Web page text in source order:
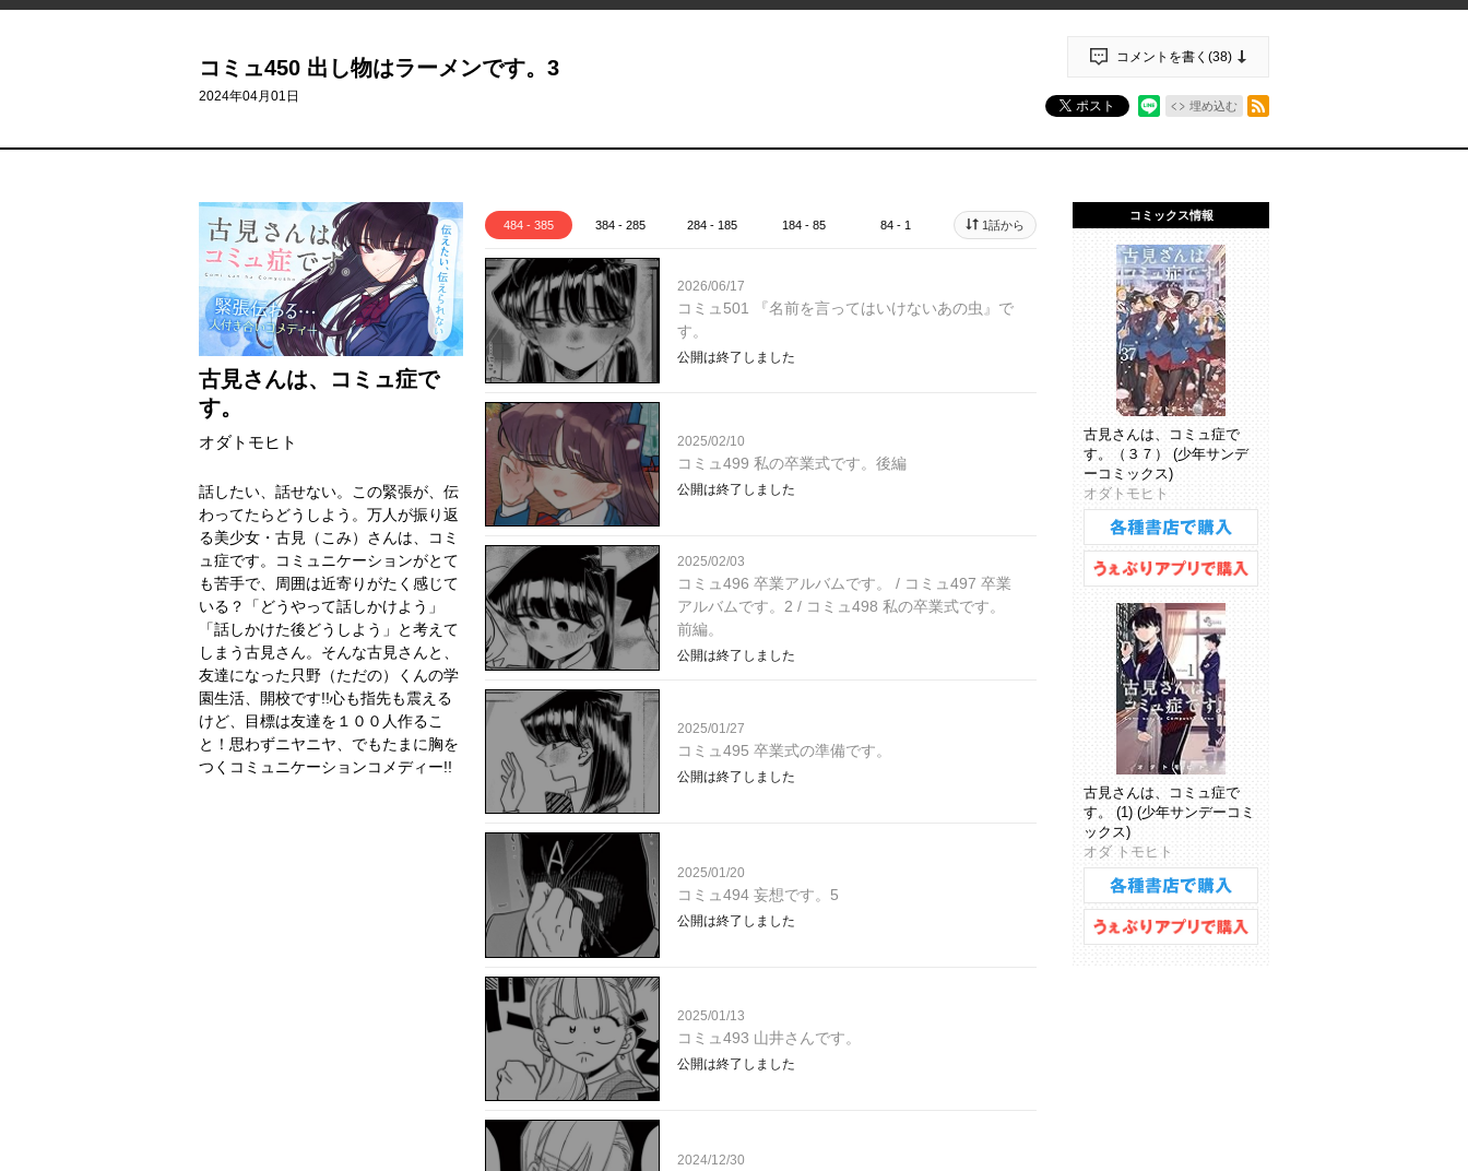
コミュ450 出し物はラーメンです。3
2024年04月01日
コメントを書く(38)
ポスト 埋め込む
古見さんは、コミュ症で
す。
オダトモヒト
話したい、話せない。この緊張が、伝
わってたらどうしよう。万人が振り返
る美少女・古見（こみ）さんは、コミ
ュ症です。コミュニケーションがとて
も苦手で、周囲は近寄りがたく感じて
いる？「どうやって話しかけよう」
「話しかけた後どうしよう」と考えて
しまう古見さん。そんな古見さんと、
友達になった只野（ただの）くんの学
園生活、開校です!!心も指先も震える
けど、目標は友達を１００人作るこ
と！思わずニヤニヤ、でもたまに胸を
つくコミュニケーションコメディー!!
484 - 385 384 - 285 284 - 185 184 - 85 84 - 1 1話から
2026/06/17
コミュ501 『名前を言ってはいけないあの虫』で
す。
公開は終了しました
2025/02/10
コミュ499 私の卒業式です。後編
公開は終了しました
2025/02/03
コミュ496 卒業アルバムです。 / コミュ497 卒業
アルバムです。2 / コミュ498 私の卒業式です。
前編。
公開は終了しました
2025/01/27
コミュ495 卒業式の準備です。
公開は終了しました
2025/01/20
コミュ494 妄想です。5
公開は終了しました
2025/01/13
コミュ493 山井さんです。
公開は終了しました
2024/12/30
コミックス情報
古見さんは、コミュ症で
す。（３７） (少年サンデ
ーコミックス)
オダトモヒト
古見さんは、コミュ症で
す。 (1) (少年サンデーコミ
ックス)
オダ トモヒト